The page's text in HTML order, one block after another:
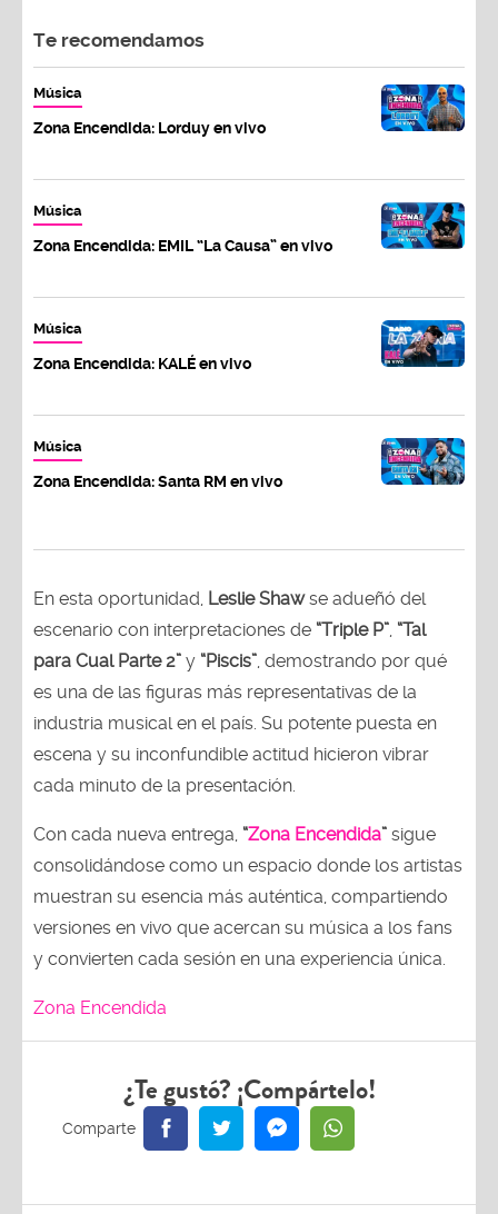
Te recomendamos
Música
Zona Encendida: Lorduy en vivo
Música
Zona Encendida: EMIL “La Causa” en vivo
Música
Zona Encendida: KALÉ en vivo
Música
Zona Encendida: Santa RM en vivo
En esta oportunidad, Leslie Shawse adueñó del
escenario con interpretaciones de “Triple P”, “Tal
para Cual Parte 2” y “Piscis”, demostrando por qué
es una de las figuras más representativas de la
industria musical en el país. Su potente puesta en
escena y su inconfundible actitud hicieron vibrar
cada minuto de la presentación.
Con cada nueva entrega, “Zona Encendida” sigue
consolidándose como un espacio donde los artistas
muestran su esencia más auténtica, compartiendo
versiones en vivo que acercan su música a los fans
y convierten cada sesión en una experiencia única.
Zona Encendida
¿Te gustó? ¡Compártelo!